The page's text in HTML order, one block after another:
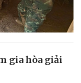
gia hòa giải